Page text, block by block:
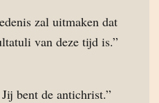
zal uitmaken dat
van deze tijd is.”
bent de antichrist.”